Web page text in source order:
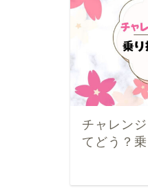
チャレン
てどう？